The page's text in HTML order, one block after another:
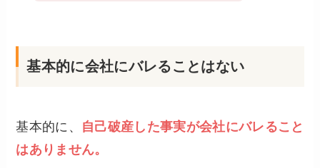
基本的に会社にバレることはない
基本的に、 自己破産した事実が会社にバレること
はありません。